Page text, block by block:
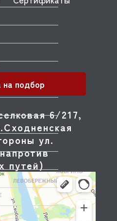
6/217,
ул.
путей)
на подбор